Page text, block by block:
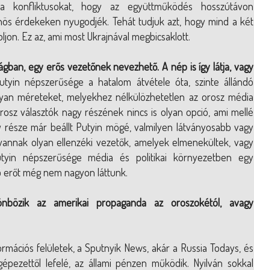
konfliktusokat, hogy az együttműködés hosszútávon
érdekeken nyugodjék. Tehát tudjuk azt, hogy mind a két
Ez az, ami most Ukrajnával megbicsaklott.
egy erős vezetőnek nevezhető. A nép is így látja, vagy
népszerűsége a hatalom átvétele óta, szinte állándó
méreteket, melyekhez nélkülözhetetlen az orosz média
választók nagy részének nincs is olyan opció, ami mellé
már beállt Putyin mögé, valmilyen látványosabb vagy
olyan ellenzéki vezetők, amelyek elmenekültek, vagy
népszerűsége média és politikai környezetben egy
erőt még nem nagyon láttunk.
az amerikai propaganda az oroszokétól, avagy
felületek, a Sputnyik News, akár a Russia Todays, és
lefelé, az állami pénzen működik. Nyilván sokkal